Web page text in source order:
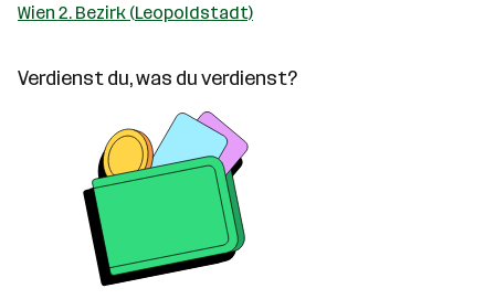
Wien 2. Bezirk (Leopoldstadt)
Verdienst du, was du verdienst?